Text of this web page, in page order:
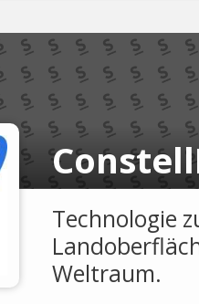
Technologie
Weltraum.